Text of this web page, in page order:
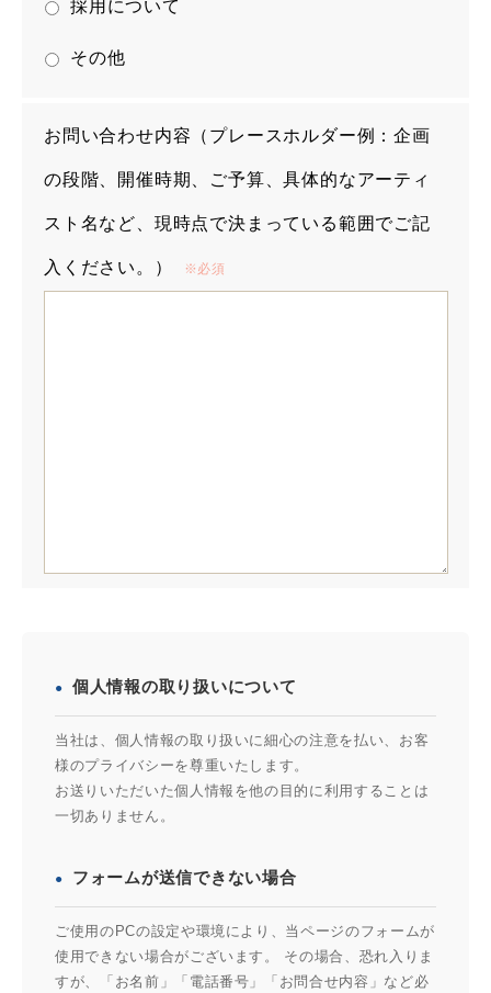
採用について
その他
お問い合わせ内容（プレースホルダー例：企画
の段階、開催時期、ご予算、具体的なアーティ
スト名など、現時点で決まっている範囲でご記
入ください。） ※必須
個人情報の取り扱いについて
当社は、個人情報の取り扱いに細心の注意を払い、お客
様のプライバシーを尊重いたします。
お送りいただいた個人情報を他の目的に利用することは
一切ありません。
フォームが送信できない場合
ご使用のPCの設定や環境により、当ページのフォームが
使用できない場合がございます。 その場合、恐れ入りま
すが、「お名前」「電話番号」「お問合せ内容」など必